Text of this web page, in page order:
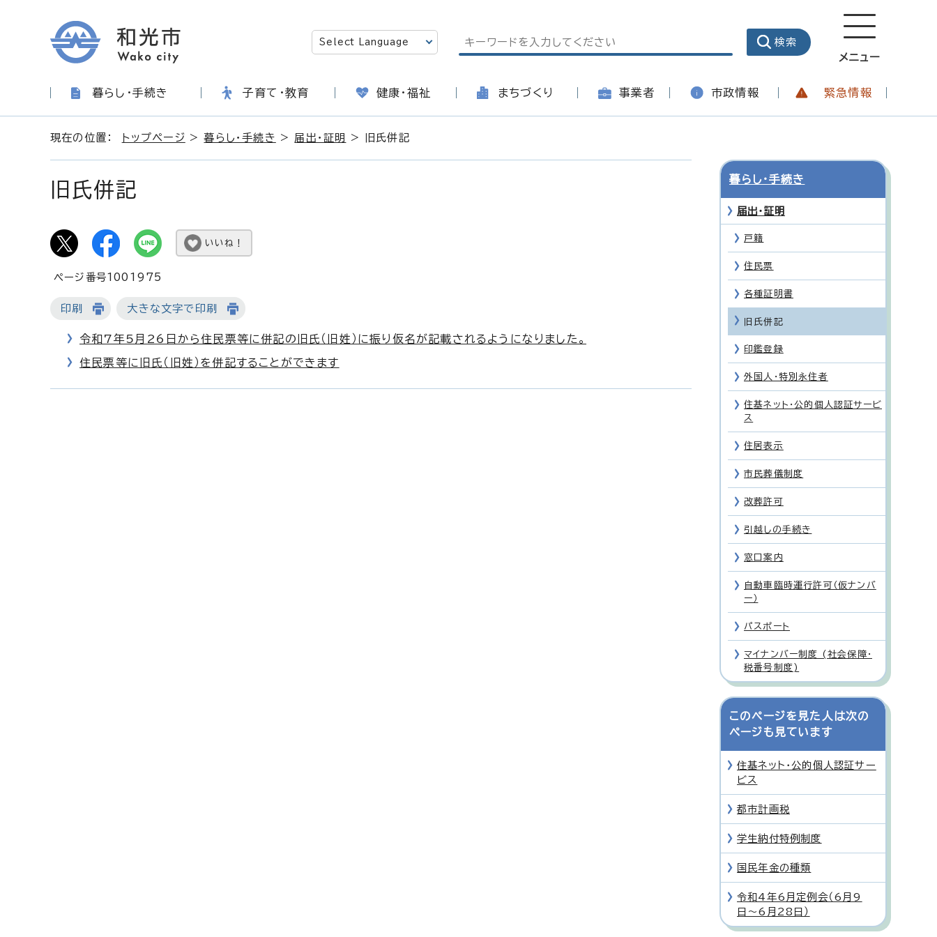
メニュー
暮らし・手続き 子育て・教育 健康・福祉 まちづくり 事業者 市政情報 緊急情報
現在の位置： トップページ >暮らし・手続き > 届出・証明 > 旧氏併記
旧氏併記
いいね！
ページ番号1001975
印刷 大きな文字で印刷
令和7年5月26日から住民票等に併記の旧氏（旧姓）に振り仮名が記載されるようになりました。
住民票等に旧氏（旧姓）を併記することができます
暮らし・手続き
届出・証明
戸籍
住民票
各種証明書
旧氏併記
印鑑登録
外国人・特別永住者
住基ネット・公的個人認証サービ
ス
住居表示
市民葬儀制度
改葬許可
引越しの手続き
窓口案内
自動車臨時運行許可（仮ナンバ
ー）
パスポート
マイナンバー制度 (社会保障・
税番号制度)
このページを見た人は次の
ページも見ています
住基ネット・公的個人認証サー
ビス
都市計画税
学生納付特例制度
国民年金の種類
令和4年6月定例会（6月9
日〜6月28日）